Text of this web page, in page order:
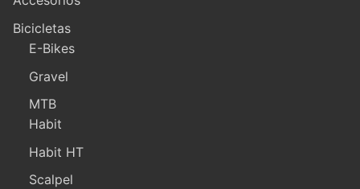
Bicicletas
E-Bikes
Gravel
MTB
Habit
Habit HT
Scalpel